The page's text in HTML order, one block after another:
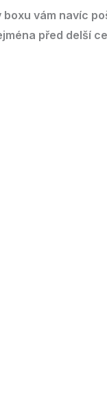
vám navíc
před delší